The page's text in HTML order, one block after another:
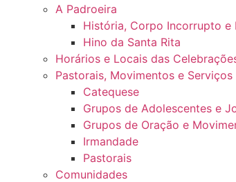
A Padroeira
História, Corpo Incorrupto e
Hino da Santa Rita
Horários e Locais das
Pastorais, Movimentos e Serviços
Catequese
Grupos de Adolescentes e
Grupos de Oração e
Irmandade
Pastorais
Comunidades